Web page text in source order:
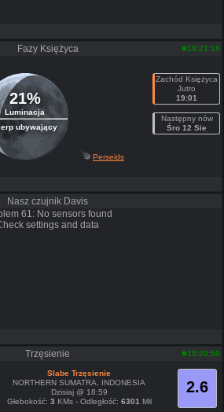
Fazy Księżyca 19:21:19
21%
Luminacja
ubywający
Zachód Księżyca
Jutro
19:01
Następny nów
Śro 12 Sie
Perseids
Nasz czujnik Davis
61: No sensors found
settings and data
Trzęsienie 19:20:50
2.6
Slabe Trzęsienie
NORTHERN SUMATRA, INDONESIA
Dzisiaj @ 18:59
Głebokość: 3 KMs - Odległość: 6301 Mil